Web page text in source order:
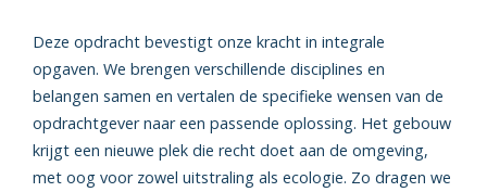
Deze opdracht bevestigt onze kracht in integrale
opgaven. We brengen verschillende disciplines en
belangen samen en vertalen de specifieke wensen van de
opdrachtgever naar een passende oplossing. Het gebouw
krijgt een nieuwe plek die recht doet aan de omgeving,
met oog voor zowel uitstraling als ecologie. Zo dragen we